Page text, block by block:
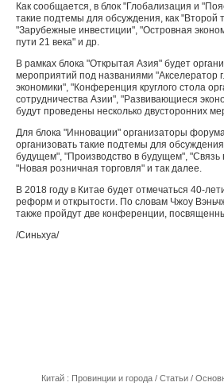
Как сообщается, в блок "Глобализация и
такие подтемы для обсуждения, как "Второй
"Зарубежные инвестиции", "Островная
пути 21 века" и др.
В рамках блока "Открытая Азия" будет
мероприятий под названиями "Акселератор
экономики", "Конференция круглого стола
сотрудничества Азии", "Развивающиеся
будут проведены несколько двусторонних
Для блока "Инновации" организаторы
организовать такие подтемы для
будущем", "Производство в будущем", "Связь
"Новая розничная торговля" и так далее.
В 2018 году в Китае будет отмечаться 40-
реформ и открытости. По словам Чжоу
также пройдут две конференции,
/Синьхуа/
Китай : Провинции и города / Статьи /